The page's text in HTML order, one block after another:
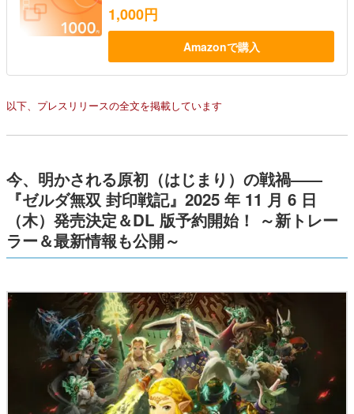
1,000円
Amazonで購入
以下、プレスリリースの全文を掲載しています
今、明かされる原初（はじまり）の戦禍――
『ゼルダ無双 封印戦記』2025 年 11 月 6 日
（木）発売決定＆DL 版予約開始！ ～新トレー
ラー＆最新情報も公開～